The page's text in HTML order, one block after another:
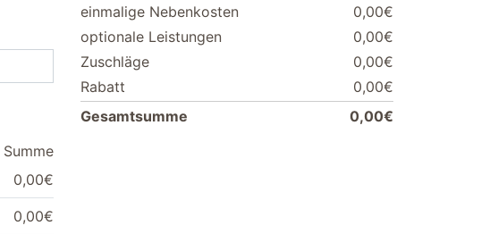
Summe
0,00€
0,00€
einmalige Nebenkosten
0,00€
optionale Leistungen
0,00€
Zuschläge
0,00€
Rabatt
0,00€
Gesamtsumme
0,00€